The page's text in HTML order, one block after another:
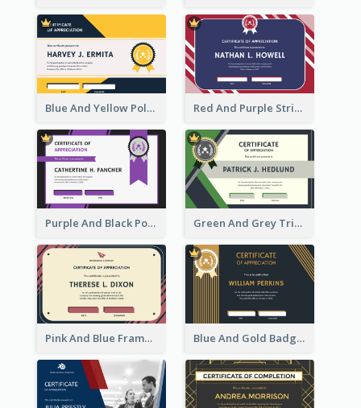
Blue And Yellow Polygon With Badge Certificate Red And Purple Stripes Frame Certificate
Purple And Black Polygon Appreciation Certificate Green And Grey Triangles With Badge Certificate
Pink And Blue Frame Company Certificate Blue And Gold Badge Appreciation Certificate